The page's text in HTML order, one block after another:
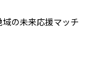
の未来応援マッチ